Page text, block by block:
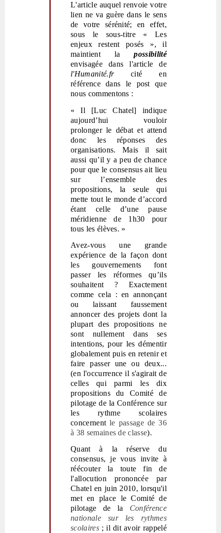
faire
peur!
par
Polit'producteur
(non
vérifié)
L'article auquel renvoie votre
lien ne va guère dans le sens
de votre sérénité; en effet,
sous le sous-titre « Les
enjeux restent posés », il
maintient lapossibilité
envisagée dans l'article de
l'Humanité.frcité en
référence dans le post que
nous commentons :
« Il [Luc Chatel] indique
aujourd’hui vouloir
prolonger le débat et attend
donc les réponses des
organisations. Mais il sait
aussi qu’il y a peu de chance
pour que le consensus ait lieu
sur l’ensemble des
propositions, la seule qui
mette tout le monde d’accord
étant celle d’une pause
méridienne de 1h30 pour
tous les élèves. »
Avez-vous une grande
expérience de la façon dont
les gouvernements font
passer les réformes qu’ils
souhaitent ? Exactement
comme cela : en annonçant
ou laissant faussement
annoncer des projets dont la
plupart des propositions ne
sont nullement dans ses
intentions, pour les démentir
globalement puis en retenir et
faire passer une ou deux...
(en l'occurrence il s'agirait de
celles qui parmi les dix
propositions du Comité de
pilotage de la Conférence sur
les rythme scolaires
concernentle passage de 36
à 38 semaines de classe).
Quant à la réserve du
consensus, je vous invite à
réécouter la toute fin de
l'allocution prononcée par
Chatel en juin 2010, lorsqu'il
met en place le Comité de
pilotage de la Conférence
nationale sur les rythmes
scolaires ; il dit avoir rappelé